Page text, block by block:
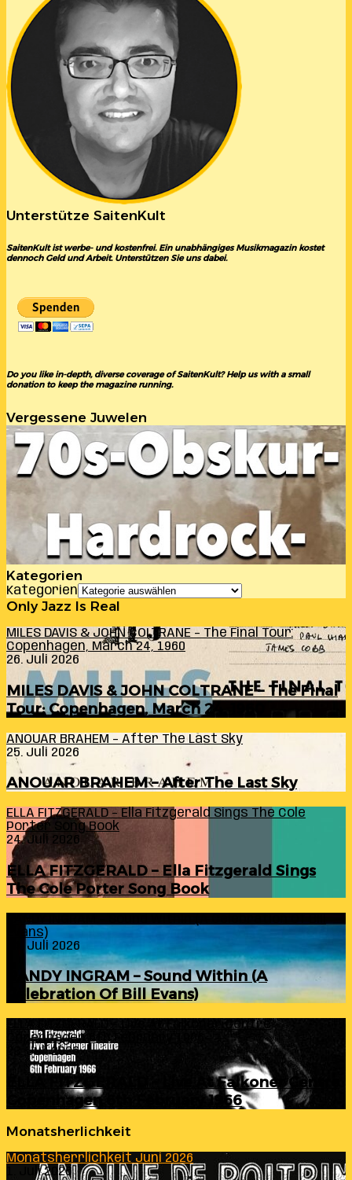
Unterstütze SaitenKult
SaitenKult ist werbe- und kostenfrei. Ein unabhängiges Musikmagazin kostet
dennoch Geld und Arbeit. Unterstützen Sie uns dabei.
Do you like in-depth, diverse coverage of SaitenKult? Help us with a small
donation to keep the magazine running.
Vergessene Juwelen
Kategorien
Kategorien
Only Jazz Is Real
MILES DAVIS & JOHN COLTRANE – The Final Tour:
Copenhagen, March 24, 1960
26. Juli 2026
MILES DAVIS & JOHN COLTRANE – The Final
Tour: Copenhagen, March 24, 1960
ANOUAR BRAHEM – After The Last Sky
25. Juli 2026
ANOUAR BRAHEM – After The Last Sky
ELLA FITZGERALD – Ella Fitzgerald Sings The Cole
Porter Song Book
24. Juli 2026
ELLA FITZGERALD – Ella Fitzgerald Sings
The Cole Porter Song Book
Evans)
24. Juli 2026
RANDY INGRAM – Sound Within (A
Celebration Of Bill Evans)
ELLA FITZGERALD – Live At Falkoner Centre
Copenhagen 6th February 1966
23. Juli 2026
ELLA FITZGERALD – Live At Falkoner Centre
Copenhagen 6th February 1966
Monatsherlichkeit
Monatsherrlichkeit Juni 2026
1. Juli 2026